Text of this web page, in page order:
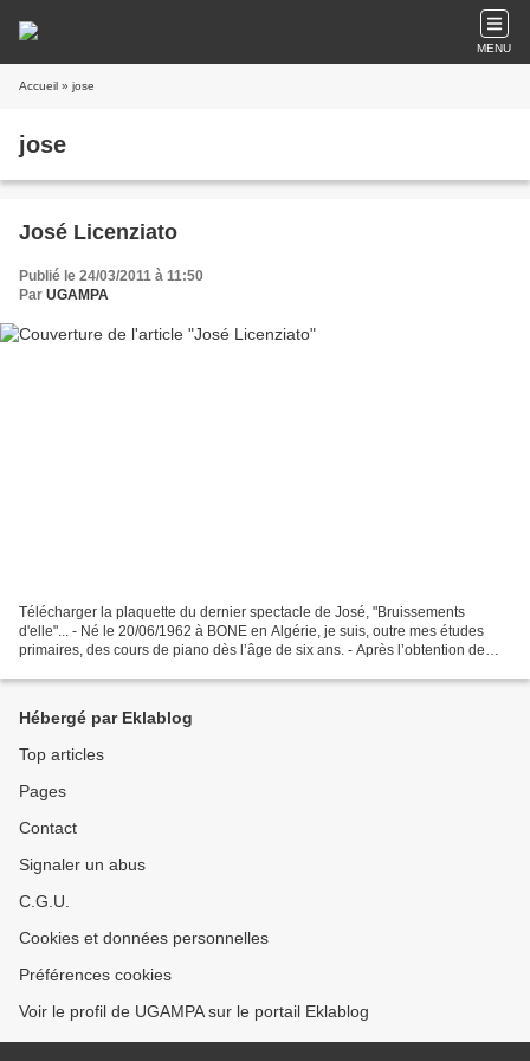
MENU
Accueil » jose
jose
José Licenziato
Publié le 24/03/2011 à 11:50
Par UGAMPA
Télécharger la plaquette du dernier spectacle de José, "Bruissements
d'elle"... - Né le 20/06/1962 à BONE en Algérie, je suis, outre mes études
primaires, des cours de piano dès l’âge de six ans. - Après l’obtention de
Hébergé par Eklablog
Top articles
Pages
Contact
Signaler un abus
C.G.U.
Cookies et données personnelles
Préférences cookies
Voir le profil de UGAMPA sur le portail Eklablog